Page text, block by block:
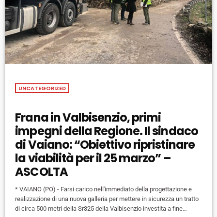
UNCATEGORIZED
Frana in Valbisenzio, primi
impegni della Regione. Il sindaco
di Vaiano: “Obiettivo ripristinare
la viabilità per il 25 marzo” –
ASCOLTA
* VAIANO (PO) - Farsi carico nell'immediato della progettazione e
realizzazione di una nuova galleria per mettere in sicurezza un tratto
di circa 500 metri della Sr325 della Valbisenzio investita a fine